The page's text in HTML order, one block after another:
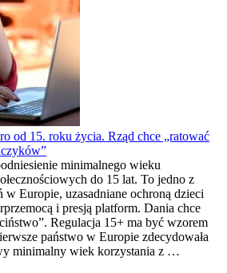
od 15. roku życia. Rząd chce „ratować
minimalnego wieku
do 15 lat. To jedno z
Europie, uzasadniane ochroną dzieci
i presją platform. Dania chce
Regulacja 15+ ma być wzorem
państwo w Europie zdecydowała
minimalny wiek korzystania z …